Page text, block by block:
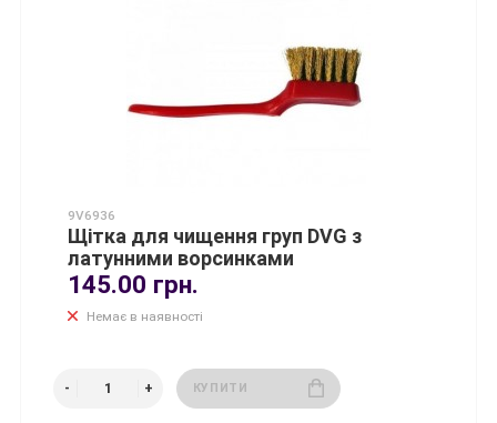
9V6936
Щітка для чищення груп DVG з
латунними ворсинками
145.00 грн.
Немає в наявності
КУПИТИ